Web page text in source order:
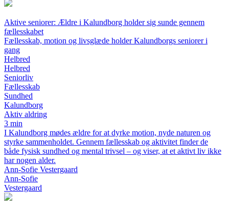
Aktive seniorer: Ældre i Kalundborg holder sig sunde gennem
fællesskabet
Fællesskab, motion og livsglæde holder Kalundborgs seniorer i
gang
Helbred
Helbred
Seniorliv
Fællesskab
Sundhed
Kalundborg
Aktiv aldring
3 min
I Kalundborg mødes ældre for at dyrke motion, nyde naturen og
styrke sammenholdet. Gennem fællesskab og aktivitet finder de
både fysisk sundhed og mental trivsel – og viser, at et aktivt liv ikke
har nogen alder.
Ann-Sofie Vestergaard
Ann-Sofie
Vestergaard